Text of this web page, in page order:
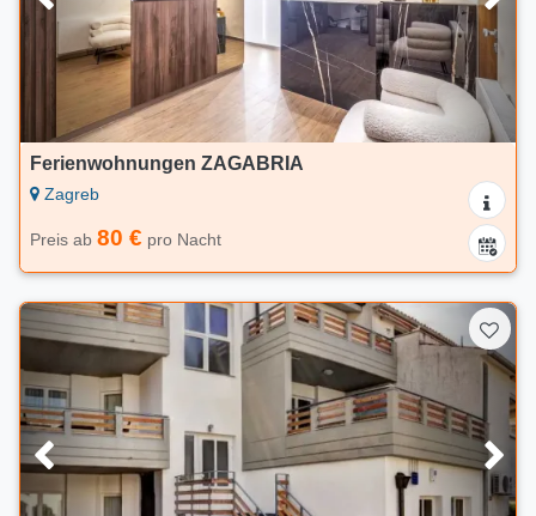
Ferienwohnungen ZAGABRIA
Zagreb
Preis ab 80 € pro Nacht